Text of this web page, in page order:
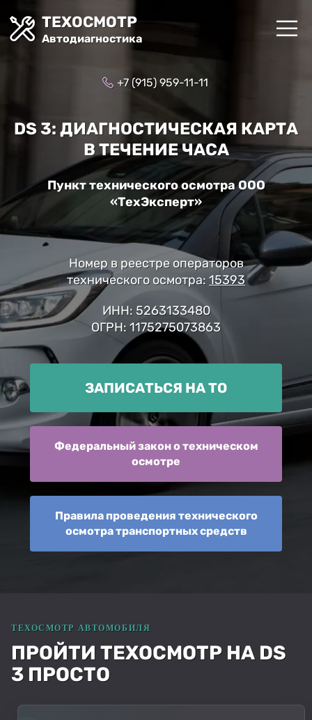
ТЕХОСМОТР
Автодиагностика
+7 (915) 959-11-11
DS 3: ДИАГНОСТИЧЕСКАЯ КАРТА
В ТЕЧЕНИЕ ЧАСА
Пункт технического осмотра ООО
«ТехЭксперт»
Номер в реестре операторов
технического осмотра:15393
ИНН: 5263133480
ОГРН: 1175275073863
ЗАПИСАТЬСЯ НА ТО
Федеральный закон о техническом
осмотре
Правила проведения технического
осмотра транспортных средств
ПРОЙТИ ТЕХОСМОТР НА DS
3 ПРОСТО